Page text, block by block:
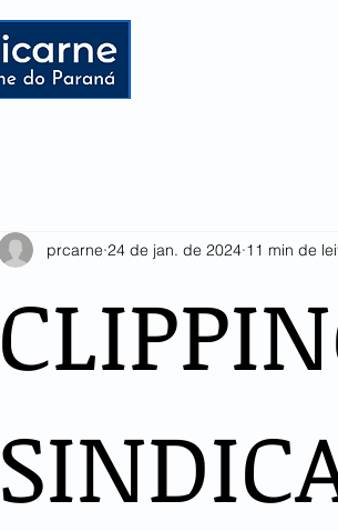
prcarne 24 de jan. de 2024 11 min de